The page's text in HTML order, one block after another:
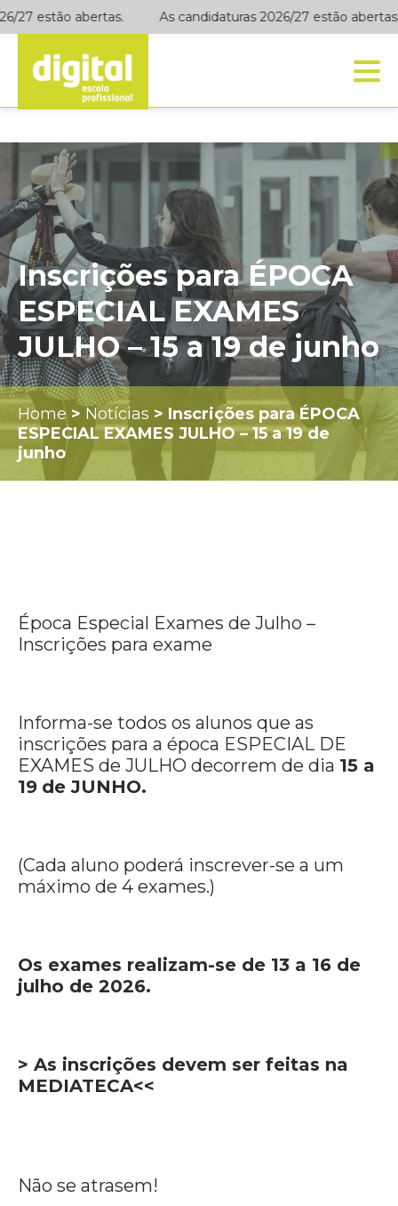
27 estão abertas. As candidaturas 2026/27 estão abertas.
Home> Notícias > Inscrições para ÉPOCA
ESPECIAL EXAMES JULHO – 15 a 19 de
junho
Inscrições para ÉPOCA
ESPECIAL EXAMES
JULHO – 15 a 19 de junho
Época Especial Exames de Julho –
Inscrições para exame
Informa-se todos os alunos que as
inscrições para a época ESPECIAL DE
EXAMES de JULHO decorrem de dia 15 a
19 de JUNHO.
(Cada aluno poderá inscrever-se a um
máximo de 4 exames.)
Os exames realizam-se de 13 a 16 de
julho de 2026.
> As inscrições devem ser feitas na
MEDIATECA<<
Não se atrasem!